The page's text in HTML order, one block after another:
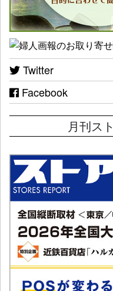
Twitter
Facebook
月刊ス